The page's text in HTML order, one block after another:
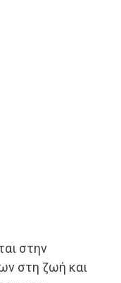
στην
στη ζωή και